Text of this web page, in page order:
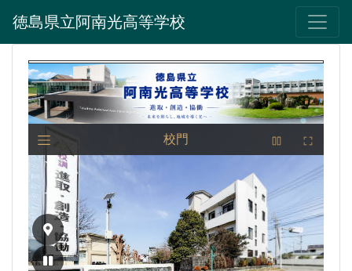
徳島県立阿南光高等学校